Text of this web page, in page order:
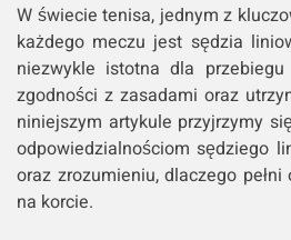
W świecie tenisa, jednym z
każdego meczu jest sędzia
niezwykle istotna dla przebiegu
zgodności z zasadami oraz
niniejszym artykule przyjrzymy
odpowiedzialnościom sędziego
oraz zrozumieniu, dlaczego
na korcie.